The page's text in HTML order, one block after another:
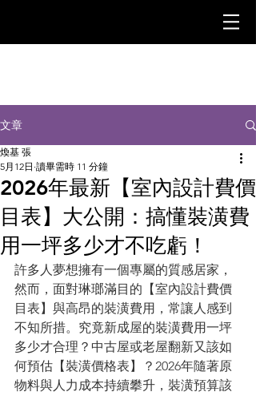
文章
2026年最新【室內設計費價
目表】大公開：搞懂裝潢費
用一坪多少才不吃虧！
煥基 張
5月12日 讀畢需時 11 分鐘
許多人夢想擁有一個專屬的質感居家，
然而，面對琳瑯滿目的【室內設計費價
目表】與高昂的裝潢費用，常讓人感到
不知所措。究竟新成屋的裝潢費用一坪
多少才合理？中古屋或老屋翻新又該如
何預估【裝潢價格表】？2026年隨著原
物料與人力成本持續攀升，裝潢預算該